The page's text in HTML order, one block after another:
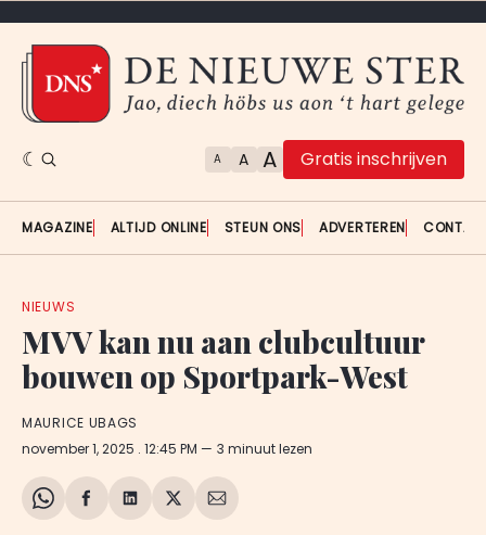
A A A Gratis inschrijven
MAGAZINE ALTIJD ONLINE STEUN ONS ADVERTEREN
NIEUWS
MVV kan nu aan clubcultuur
bouwen op Sportpark-West
MAURICE UBAGS
november 1, 2025 . 12:45 PM 3 minuut lezen
ShareDelenDelenShareDeel